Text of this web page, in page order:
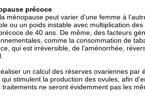
précoce
ménopause peut varier d’une femme à
ou un poids instable avec multiplication
de 40 ans. De même, des facteurs
comme la consommation de
qui est irréversible, de l’aménorrhée,
un calcul des réserves ovariennes par
stimulent la production des ovules, afin
ne seront évidemment pas les